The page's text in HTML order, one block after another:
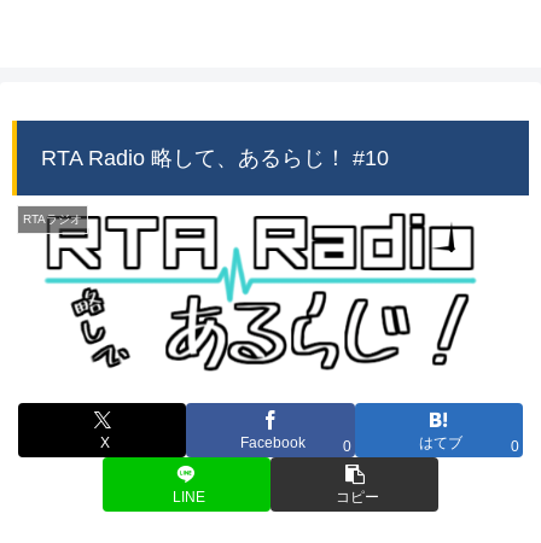
RTA Radio 略して、あるらじ！ #10
RTAラジオ
X Facebook 0 はてブ 0
LINE コピー